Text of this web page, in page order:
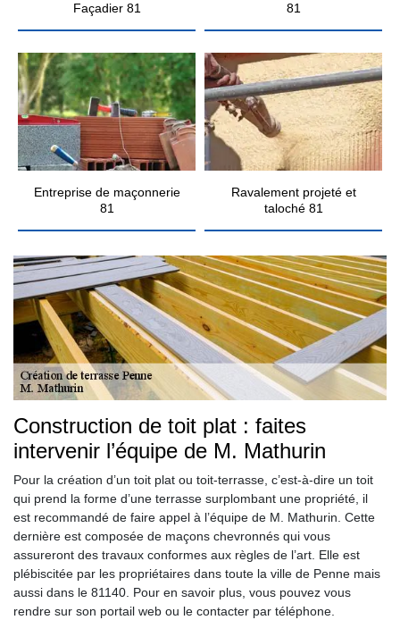
Façadier 81
81
Entreprise de maçonnerie
81
Ravalement projeté et
taloché 81
Construction de toit plat : faites
intervenir l’équipe de M. Mathurin
Pour la création d’un toit plat ou toit-terrasse, c’est-à-dire un toit
qui prend la forme d’une terrasse surplombant une propriété, il
est recommandé de faire appel à l’équipe de M. Mathurin. Cette
dernière est composée de maçons chevronnés qui vous
assureront des travaux conformes aux règles de l’art. Elle est
plébiscitée par les propriétaires dans toute la ville de Penne mais
aussi dans le 81140. Pour en savoir plus, vous pouvez vous
rendre sur son portail web ou le contacter par téléphone.